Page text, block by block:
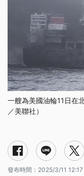
一艘為美國油輪11日在
／美聯社）
發布時間： 2025/3/11 12:17